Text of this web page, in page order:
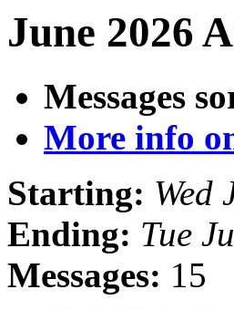
June 2026
Messages
More info
Starting: Wed
Ending: Tue
Messages: 15